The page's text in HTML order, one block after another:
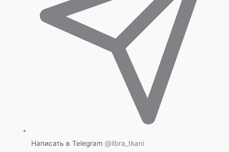
Написать в Telegram @libra_tkani